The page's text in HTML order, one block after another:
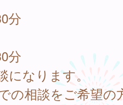
分
分
になります。
の相談をご希望の